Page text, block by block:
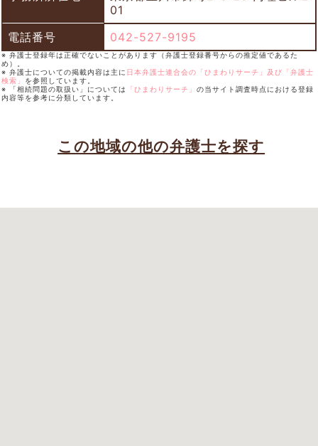
01
電話番号
042-527-9195
※ 弁護士登録年は正確でないことがあります（弁護士登録番号からの推定値であるた
め）。
※ 弁護士についての掲載内容は主に 日本弁護士連合会の「ひまわりサーチ」及び「弁護士
検索」 を参照しています。
※ 「相続問題の取扱い」については
「ひまわりサーチ」 の当サイト調査時点における登録
内容等を参考に分類しています。
この地域の他の弁護士を探す